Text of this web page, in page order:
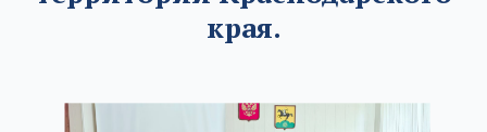
края.